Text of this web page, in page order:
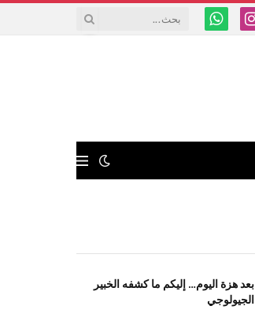
الانستغرامواتساب
بعد هزة اليوم… إليكم ما كشفه الخبير
الجيولوجي